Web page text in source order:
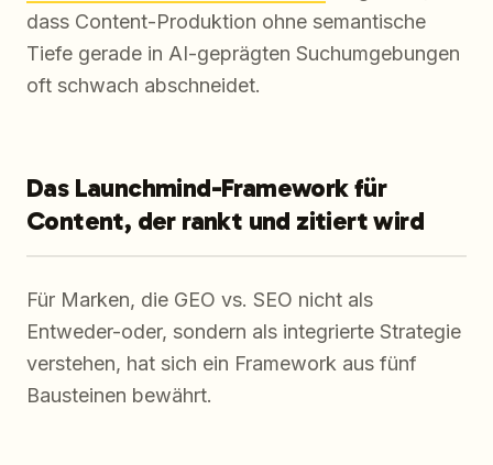
dass Content-Produktion ohne semantische
Tiefe gerade in AI-geprägten Suchumgebungen
oft schwach abschneidet.
Das Launchmind-Framework für
Content, der rankt und zitiert wird
Für Marken, die GEO vs. SEO nicht als
Entweder-oder, sondern als integrierte Strategie
verstehen, hat sich ein Framework aus fünf
Bausteinen bewährt.